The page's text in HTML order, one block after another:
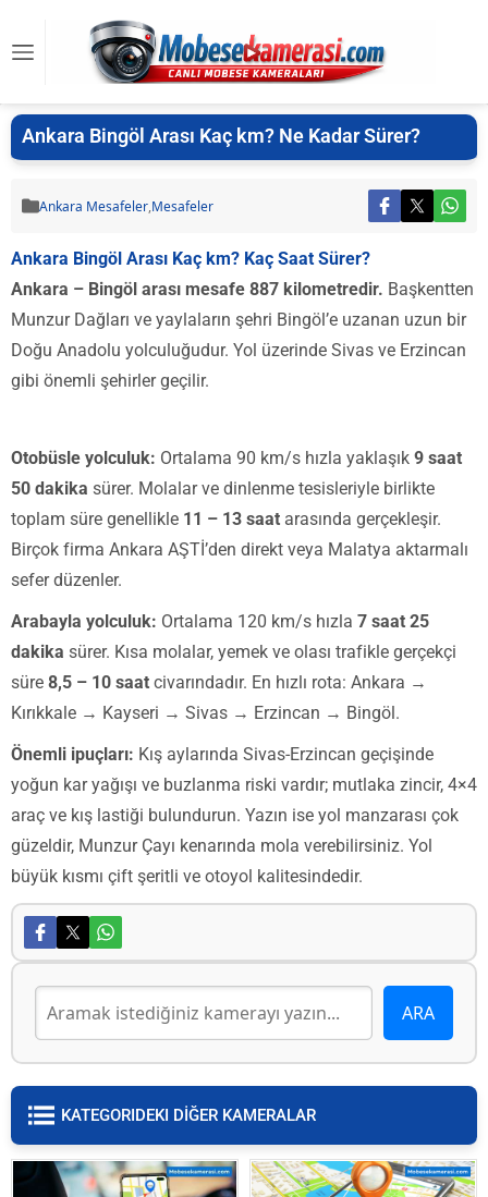
Ankara Bingöl Arası Kaç km? Ne Kadar Sürer?
Ankara Mesafeler,Mesafeler
Ankara Bingöl Arası Kaç km? Kaç Saat Sürer?
Ankara – Bingöl arası mesafe 887 kilometredir. Başkentten
Munzur Dağları ve yaylaların şehri Bingöl’e uzanan uzun bir
Doğu Anadolu yolculuğudur. Yol üzerinde Sivas ve Erzincan
gibi önemli şehirler geçilir.
Otobüsle yolculuk: Ortalama 90 km/s hızla yaklaşık 9 saat
50 dakika sürer. Molalar ve dinlenme tesisleriyle birlikte
toplam süre genellikle 11 – 13 saat arasında gerçekleşir.
Birçok firma Ankara AŞTİ’den direkt veya Malatya aktarmalı
sefer düzenler.
Arabayla yolculuk: Ortalama 120 km/s hızla 7 saat 25
dakika sürer. Kısa molalar, yemek ve olası trafikle gerçekçi
süre 8,5 – 10 saat civarındadır. En hızlı rota: Ankara →
Kırıkkale → Kayseri → Sivas → Erzincan → Bingöl.
Önemli ipuçları: Kış aylarında Sivas-Erzincan geçişinde
yoğun kar yağışı ve buzlanma riski vardır; mutlaka zincir, 4×4
araç ve kış lastiği bulundurun. Yazın ise yol manzarası çok
güzeldir, Munzur Çayı kenarında mola verebilirsiniz. Yol
büyük kısmı çift şeritli ve otoyol kalitesindedir.
KATEGORIDEKI DİĞER KAMERALAR